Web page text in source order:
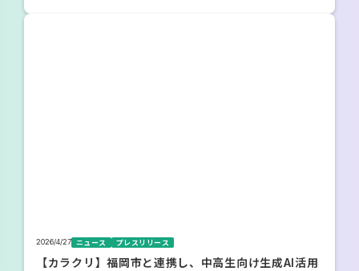
ニュース プレスリリース
2026/4/27
【カラクリ】福岡市と連携し、中高生向け生成AI活用